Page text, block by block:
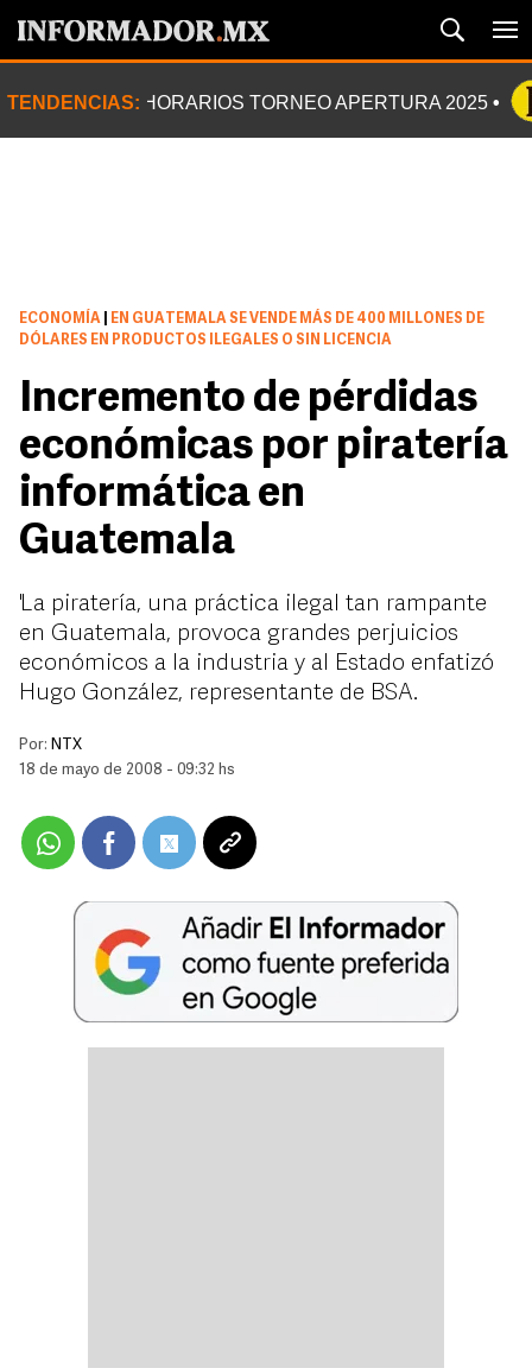
TENDENCIAS: HORARIOS TORNEO APERTURA 2025
ECONOMÍA
EN GUATEMALA SE VENDE MÁS DE 400 MILLONES DE
DÓLARES EN PRODUCTOS ILEGALES O SIN LICENCIA
Incremento de pérdidas
económicas por piratería
informática en
Guatemala
'La piratería, una práctica ilegal tan rampante
en Guatemala, provoca grandes perjuicios
económicos a la industria y al Estado enfatizó
Hugo González, representante de BSA.
Por: NTX
18 de mayo de 2008 - 09:32 hs